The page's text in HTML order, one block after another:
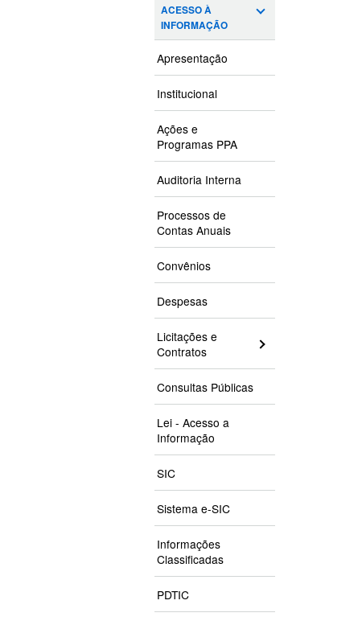
ACESSO À
INFORMAÇÃO
Apresentação
Institucional
Ações e
Programas PPA
Auditoria Interna
Processos de
Contas Anuais
Convênios
Despesas
Licitações e
Contratos
Consultas Públicas
Lei - Acesso a
Informação
SIC
Sistema e-SIC
Informações
Classificadas
PDTIC